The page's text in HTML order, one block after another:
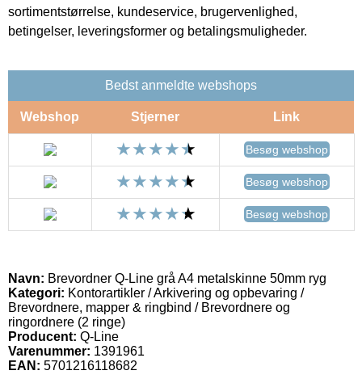
sortimentstørrelse, kundeservice, brugervenlighed,
betingelser, leveringsformer og betalingsmuligheder.
Bedst anmeldte webshops
Webshop Stjerner Link
Besøg webshop
Besøg webshop
Besøg webshop
Navn: Brevordner Q-Line grå A4 metalskinne 50mm ryg
Kategori: Kontorartikler / Arkivering og opbevaring /
Brevordnere, mapper & ringbind / Brevordnere og
ringordnere (2 ringe)
Producent: Q-Line
Varenummer: 1391961
EAN: 5701216118682